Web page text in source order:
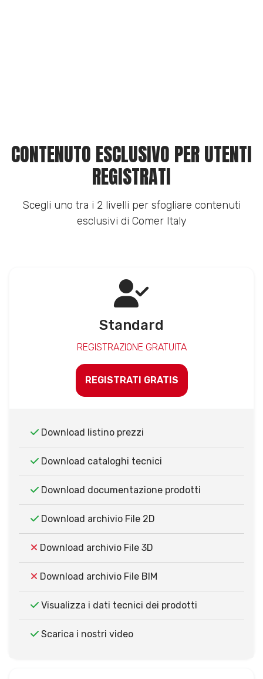
CONTENUTO ESCLUSIVO PER UTENTI
REGISTRATI
Scegli uno tra i 2 livelli per sfogliare contenuti
esclusivi di Comer Italy
Standard
REGISTRAZIONE GRATUITA
REGISTRATI GRATIS
Download listino prezzi
Download cataloghi tecnici
Download documentazione prodotti
Download archivio File 2D
Download archivio File 3D
Download archivio File BIM
Visualizza i dati tecnici dei prodotti
Scarica i nostri video